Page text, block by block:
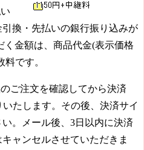
換・先払いの銀行振り込みが
く金額は、商品代金(表示価格
です。
ご注文を確認してから決済
たします。その後、決済サイ
。メール後、3日以内に決済
ャンセルさせていただきま